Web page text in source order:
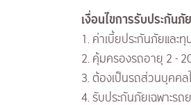
​​เงื่อนไขการรับประกันภัย
1. ค่าเบี้ยประกันภัยแล
2. คุ้มครองรถอายุ 2 -
3. ต้องเป็นรถส่วนบุคคล
4. รับประกันภัยเฉพาะ